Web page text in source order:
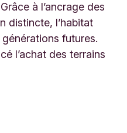
à l’ancrage des
distincte, l’habitat
futures.
l’achat des terrains